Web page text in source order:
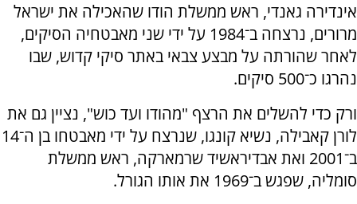
אינדירה גאנדי, ראש ממשלת הודו שהאכילה את ישראל
מרורים, נרצחה ב־1984 על ידי שני מאבטחיה הסיקים,
לאחר שהורתה על מבצע צבאי באתר סיקי קדוש, שבו
נהרגו כ־500 סיקים.
ורק כדי להשלים את הרצף "מהודו ועד כוש", נציין גם את
לורן קאבילה, נשיא קונגו, שנרצח על ידי מאבטחו בן ה־14
ב־2001 ואת אבדיראשיד שרמארקה, ראש ממשלת
סומליה, שפגש ב־1969 את אותו הגורל.